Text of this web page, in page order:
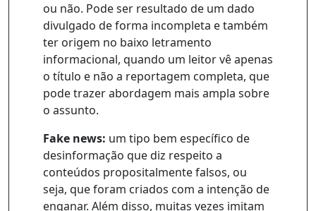
ou não. Pode ser resultado de um dado
divulgado de forma incompleta e também
ter origem no baixo letramento
informacional, quando um leitor vê apenas
o título e não a reportagem completa, que
pode trazer abordagem mais ampla sobre
o assunto.
Fake news: um tipo bem específico de
desinformação que diz respeito a
conteúdos propositalmente falsos, ou
seja, que foram criados com a intenção de
enganar. Além disso, muitas vezes imitam